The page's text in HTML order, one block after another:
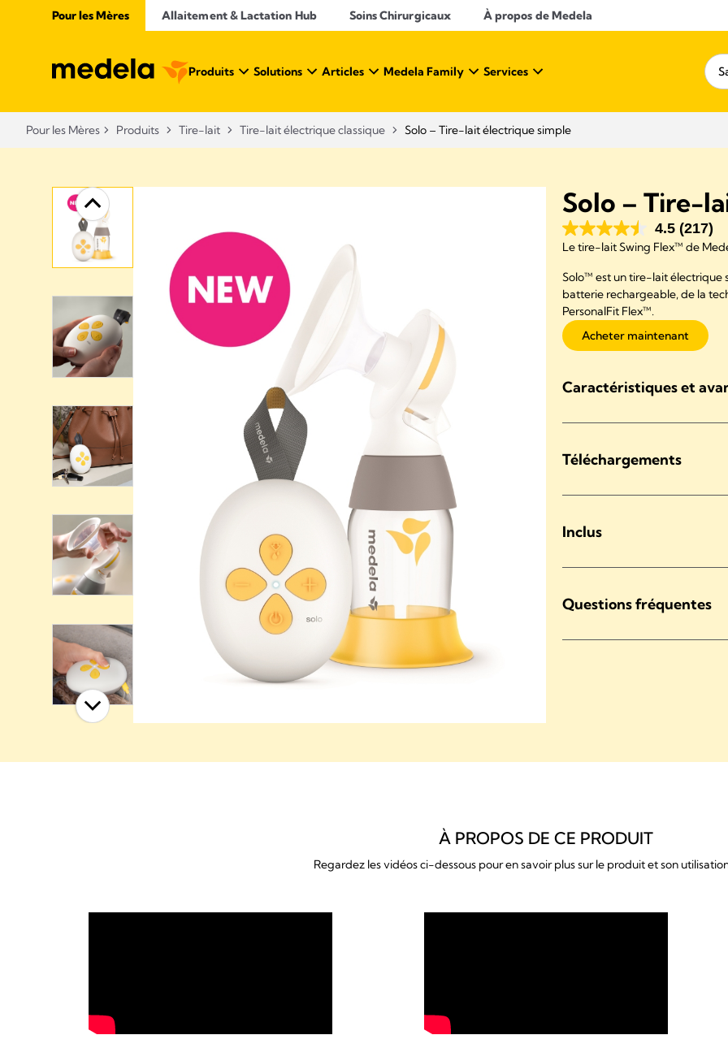
Pour les Mères Allaitement & Lactation Hub Soins Chirurgicaux À propos de Medela
Produits Solutions Articles Medela Family Services
Pour les Mères Produits Tire-lait Tire-lait électrique classique Solo – Tire-lait électrique simple
Solo – Tire-
4.5 (217)
Le tire-lait Swing Flex™ de
Solo™ est un tire-lait électrique
batterie rechargeable, de la
PersonalFit Flex™.
Acheter maintenant
Caractéristiques et
Téléchargements
Inclus
Questions fréquentes
À PROPOS DE CE PRODUIT
Regardez les vidéos ci-dessous pour en savoir plus sur le produit et son